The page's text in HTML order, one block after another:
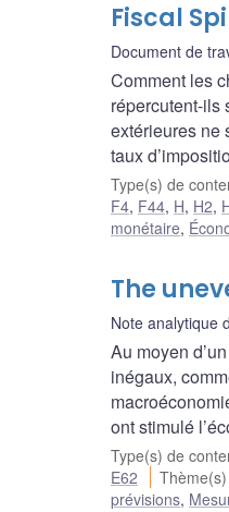
Fiscal
Document de
Comment les
répercutent-ils
extérieures ne
taux
Type(s) de
F4, F44, H, H2,
monétaire,
The
Note analytique
Au moyen
inégaux,
ont stimulé
Type(s) de
E62
prévisions,